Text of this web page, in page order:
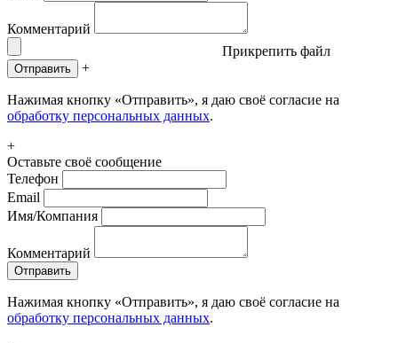
Комментарий
Прикрепить файл
Отправить +
Нажимая кнопку «Отправить», я даю своё согласие на
обработку персональных данных.
+
Оставьте своё сообщение
Телефон
Email
Имя/Компания
Комментарий
Отправить
Нажимая кнопку «Отправить», я даю своё согласие на
обработку персональных данных.